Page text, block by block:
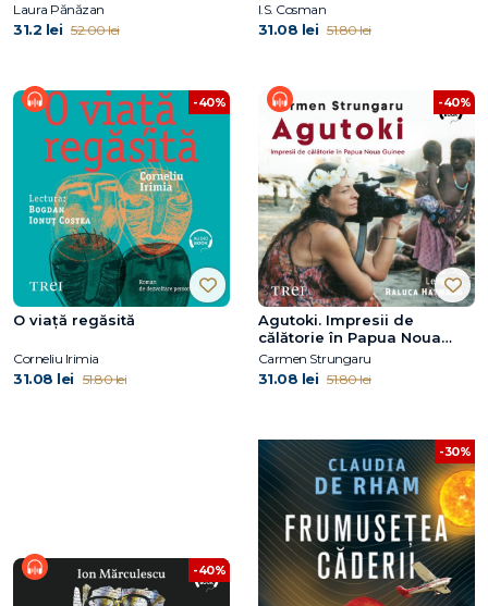
Laura Pănăzan
31.2 lei 52.00 lei
I.S. Cosman
31.08 lei 51.80 lei
-40%
O viață regăsită
Corneliu Irimia
31.08 lei 51.80 lei
-40%
Agutoki. Impresii de
călătorie în Papua Noua
Guinee
Carmen Strungaru
31.08 lei 51.80 lei
-40%
-30%